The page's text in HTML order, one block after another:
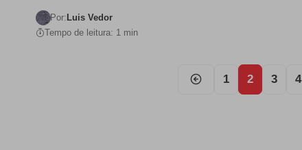
Por: Luis Vedor
Tempo de leitura: 1 min
1 2 3 4